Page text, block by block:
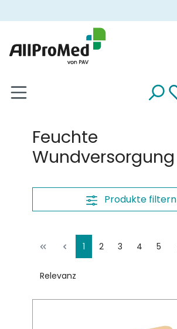
Feuchte
Wundversorgung
Produkte filtern
1 2 3 4 5